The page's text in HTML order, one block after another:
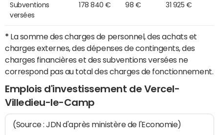
Subventions
versées
178 840 € 98 € 31 925 €
* La somme des charges de personnel, des achats et
charges externes, des dépenses de contingents, des
charges financières et des subventions versées ne
correspond pas au total des charges de fonctionnement.
Emplois d'investissement de Vercel-
Villedieu-le-Camp
(Source : JDN d'après ministère de l'Economie)